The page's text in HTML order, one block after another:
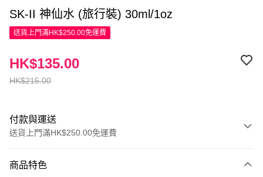
SK-II 神仙水 (旅行裝) 30ml/1oz
送貨上門滿HK$250.00免運費
HK$215.00
HK$135.00
付款與運送
送貨上門滿HK$250.00免運費
信用卡
商品特色